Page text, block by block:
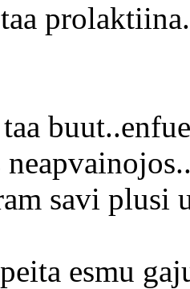
savi plusi
esmu